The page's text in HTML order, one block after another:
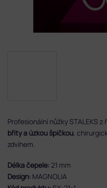
Profesionální nůžky STALEKS z
břity a úzkou špičkou,
zdvihem.
Délka čepele: 21 mm
Design: MAGNOLIA